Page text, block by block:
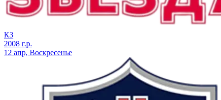
КЗ
2008 г.р.
12 апр, Воскресенье